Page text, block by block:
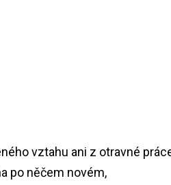
vztahu ani z otravné
po něčem novém,